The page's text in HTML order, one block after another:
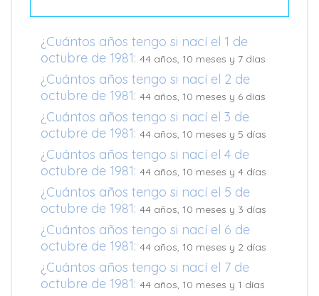
¿Cuántos años tengo si nací el 1 de
octubre de 1981: 44 años, 10 meses y 7 días
¿Cuántos años tengo si nací el 2 de
octubre de 1981: 44 años, 10 meses y 6 días
¿Cuántos años tengo si nací el 3 de
octubre de 1981: 44 años, 10 meses y 5 días
¿Cuántos años tengo si nací el 4 de
octubre de 1981: 44 años, 10 meses y 4 días
¿Cuántos años tengo si nací el 5 de
octubre de 1981: 44 años, 10 meses y 3 días
¿Cuántos años tengo si nací el 6 de
octubre de 1981: 44 años, 10 meses y 2 días
¿Cuántos años tengo si nací el 7 de
octubre de 1981: 44 años, 10 meses y 1 días